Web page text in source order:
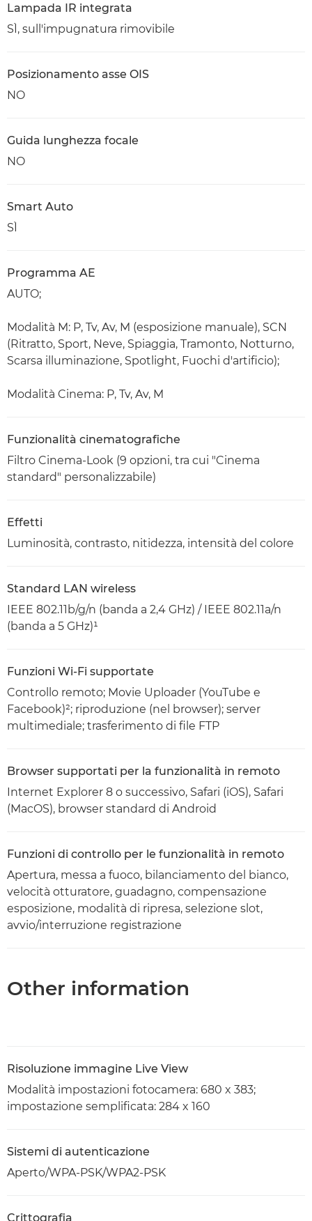
Lampada IR integrata
SÌ, sull'impugnatura rimovibile
Posizionamento asse OIS
NO
Guida lunghezza focale
NO
Smart Auto
SÌ
Programma AE
AUTO;
Modalità M: P, Tv, Av, M (esposizione manuale), SCN
(Ritratto, Sport, Neve, Spiaggia, Tramonto, Notturno,
Scarsa illuminazione, Spotlight, Fuochi d'artificio);
Modalità Cinema: P, Tv, Av, M
Funzionalità cinematografiche
Filtro Cinema-Look (9 opzioni, tra cui "Cinema
standard" personalizzabile)
Effetti
Luminosità, contrasto, nitidezza, intensità del colore
Standard LAN wireless
IEEE 802.11b/g/n (banda a 2,4 GHz) / IEEE 802.11a/n
(banda a 5 GHz)¹
Funzioni Wi-Fi supportate
Controllo remoto; Movie Uploader (YouTube e
Facebook)²; riproduzione (nel browser); server
multimediale; trasferimento di file FTP
Browser supportati per la funzionalità in remoto
Internet Explorer 8 o successivo, Safari (iOS), Safari
(MacOS), browser standard di Android
Funzioni di controllo per le funzionalità in remoto
Apertura, messa a fuoco, bilanciamento del bianco,
velocità otturatore, guadagno, compensazione
esposizione, modalità di ripresa, selezione slot,
avvio/interruzione registrazione
Other information
Risoluzione immagine Live View
Modalità impostazioni fotocamera: 680 x 383;
impostazione semplificata: 284 x 160
Sistemi di autenticazione
Aperto/WPA-PSK/WPA2-PSK
Crittografia